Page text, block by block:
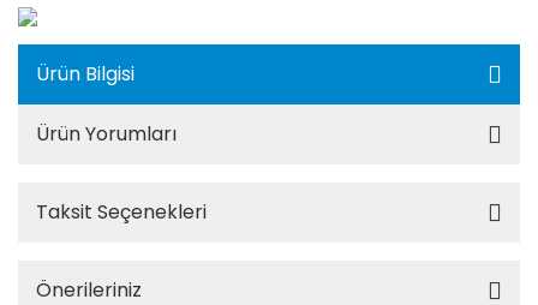
Ürün Bilgisi
Ürün Yorumları
Taksit Seçenekleri
Önerileriniz